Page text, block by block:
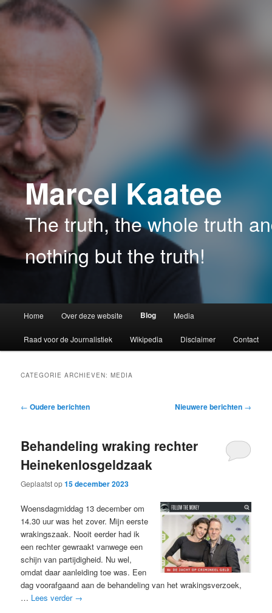
Spring
Spring
Marcel Kaatee
The truth, the whole truth
nothing but the truth!
Home Over deze website Blog Media
Raad voor de Journalistiek Wikipedia Disclaimer Contact
CATEGORIE ARCHIEVEN:MEDIA
Bericht
← Oudere berichten Nieuwere berichten →
Behandeling wraking rechter
Heinekenlosgeldzaak
Geplaatst op15 december 2023
Woensdagmiddag 13 december om
14.30 uur was het zover. Mijn eerste
wrakingszaak. Nooit eerder had ik
een rechter gewraakt vanwege een
schijn van partijdigheid. Nu wel,
omdat daar aanleiding toe was. Een
dag voorafgaand aan de behandeling van het wrakingsverzoek,
… Lees verder →